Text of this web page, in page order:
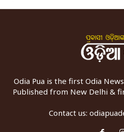
Odia Pua is the first Odia
Published from New Delhi &
Contact us: